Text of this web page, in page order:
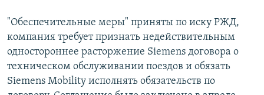
"Обеспечительные меры" приняты по иску РЖД,
компания требует признать недействительным
одностороннее расторжение Siemens договора о
техническом обслуживании поездов и обязать
Siemens Mobility исполнять обязательств по